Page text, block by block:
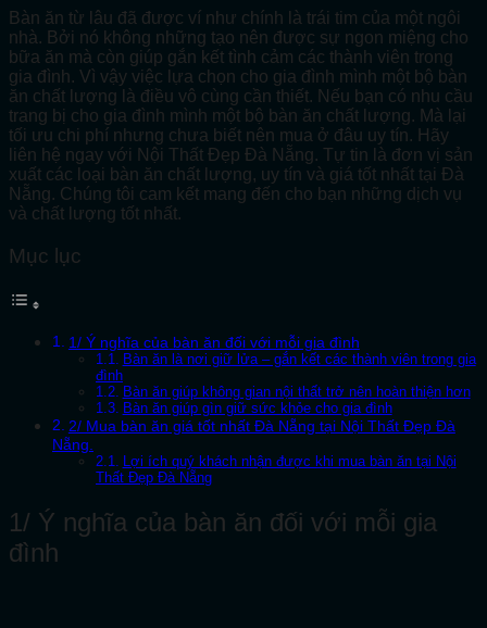
Bàn ăn từ lâu đã được ví như chính là trái tim của một ngôi
nhà. Bởi nó không những tạo nên được sự ngon miệng cho
bữa ăn mà còn giúp gắn kết tình cảm các thành viên trong
gia đình. Vì vậy việc lựa chọn cho gia đình mình một bộ bàn
ăn chất lượng là điều vô cùng cần thiết. Nếu bạn có nhu cầu
trang bị cho gia đình mình một bộ bàn ăn chất lượng. Mà lại
tối ưu chi phí nhưng chưa biết nên mua ở đâu uy tín. Hãy
liên hệ ngay với Nội Thất Đẹp Đà Nẵng. Tự tin là đơn vị sản
xuất các loại bàn ăn chất lượng, uy tín và giá tốt nhất tại Đà
Nẵng. Chúng tôi cam kết mang đến cho bạn những dịch vụ
và chất lượng tốt nhất.
Mục lục
1/ Ý nghĩa của bàn ăn đối với mỗi gia đình
Bàn ăn là nơi giữ lửa – gắn kết các thành viên trong gia
đình
Bàn ăn giúp không gian nội thất trở nên hoàn thiện hơn
Bàn ăn giúp gìn giữ sức khỏe cho gia đình
2/ Mua bàn ăn giá tốt nhất Đà Nẵng tại Nội Thất Đẹp Đà
Nẵng.
Lợi ích quý khách nhận được khi mua bàn ăn tại Nội
Thất Đẹp Đà Nẵng
1/ Ý nghĩa của bàn ăn đối với mỗi gia
đình